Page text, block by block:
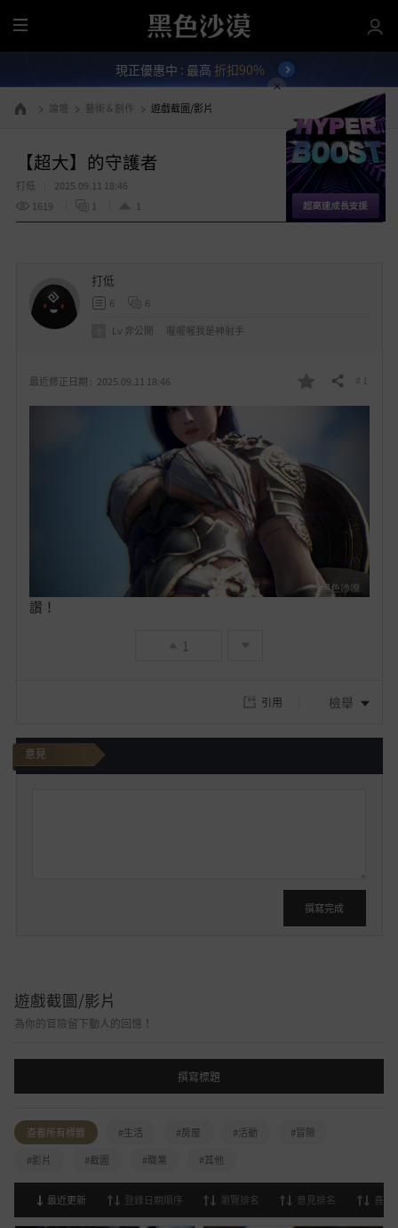
全
部
單
現正優惠中 : 最高 折扣90%
前往首頁 論壇 藝術＆創作 遊戲截圖/影片
【超大】的守護者
打低
2025.09.11 18:46
1619
1 1
最近修正日期 : 2025.09.11 18:46
最
分享 # 1
讚！
1
打低
6
6
Lv 非公開 喔喔喔我是神射手
引用 檢舉
意見
撰寫完成
遊戲截圖/影片
為你的冒險留下動人的回憶！
撰寫標題
查看所有標籤 #生活 #房屋 #活動
#冒險
#影片
#截圖 #職業 #其他
最近更新 登錄日期順序 瀏覽排名 意見排名 喜歡